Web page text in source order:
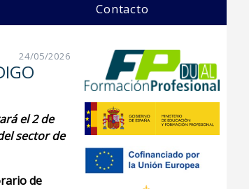
Contacto
24/05/2026
el 2 de
sector de
de